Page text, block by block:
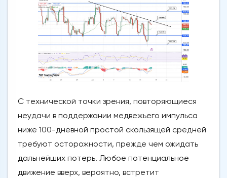
С технической точки зрения, повторяющиеся
неудачи в поддержании медвежьего импульса
ниже 100-дневной простой скользящей средней
требуют осторожности, прежде чем ожидать
дальнейших потерь. Любое потенциальное
движение вверх, вероятно, встретит